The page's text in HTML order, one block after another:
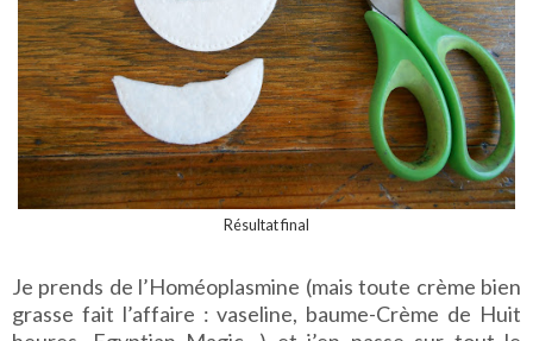
Résultat final
Je prends de l’Homéoplasmine (mais toute crème bien
grasse fait l’affaire : vaseline, baume-Crème de Huit